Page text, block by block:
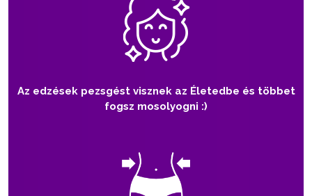
Az edzések pezsgést visznek az Életedbe és többet
fogsz mosolyogni :)